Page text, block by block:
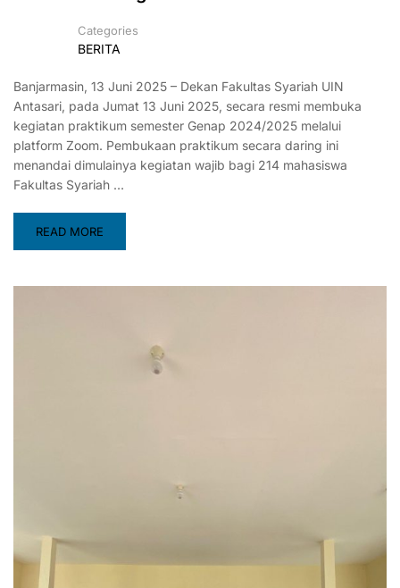
Categories
BERITA
Banjarmasin, 13 Juni 2025 – Dekan Fakultas Syariah UIN
Antasari, pada Jumat 13 Juni 2025, secara resmi membuka
kegiatan praktikum semester Genap 2024/2025 melalui
platform Zoom. Pembukaan praktikum secara daring ini
menandai dimulainya kegiatan wajib bagi 214 mahasiswa
Fakultas Syariah …
READ MORE